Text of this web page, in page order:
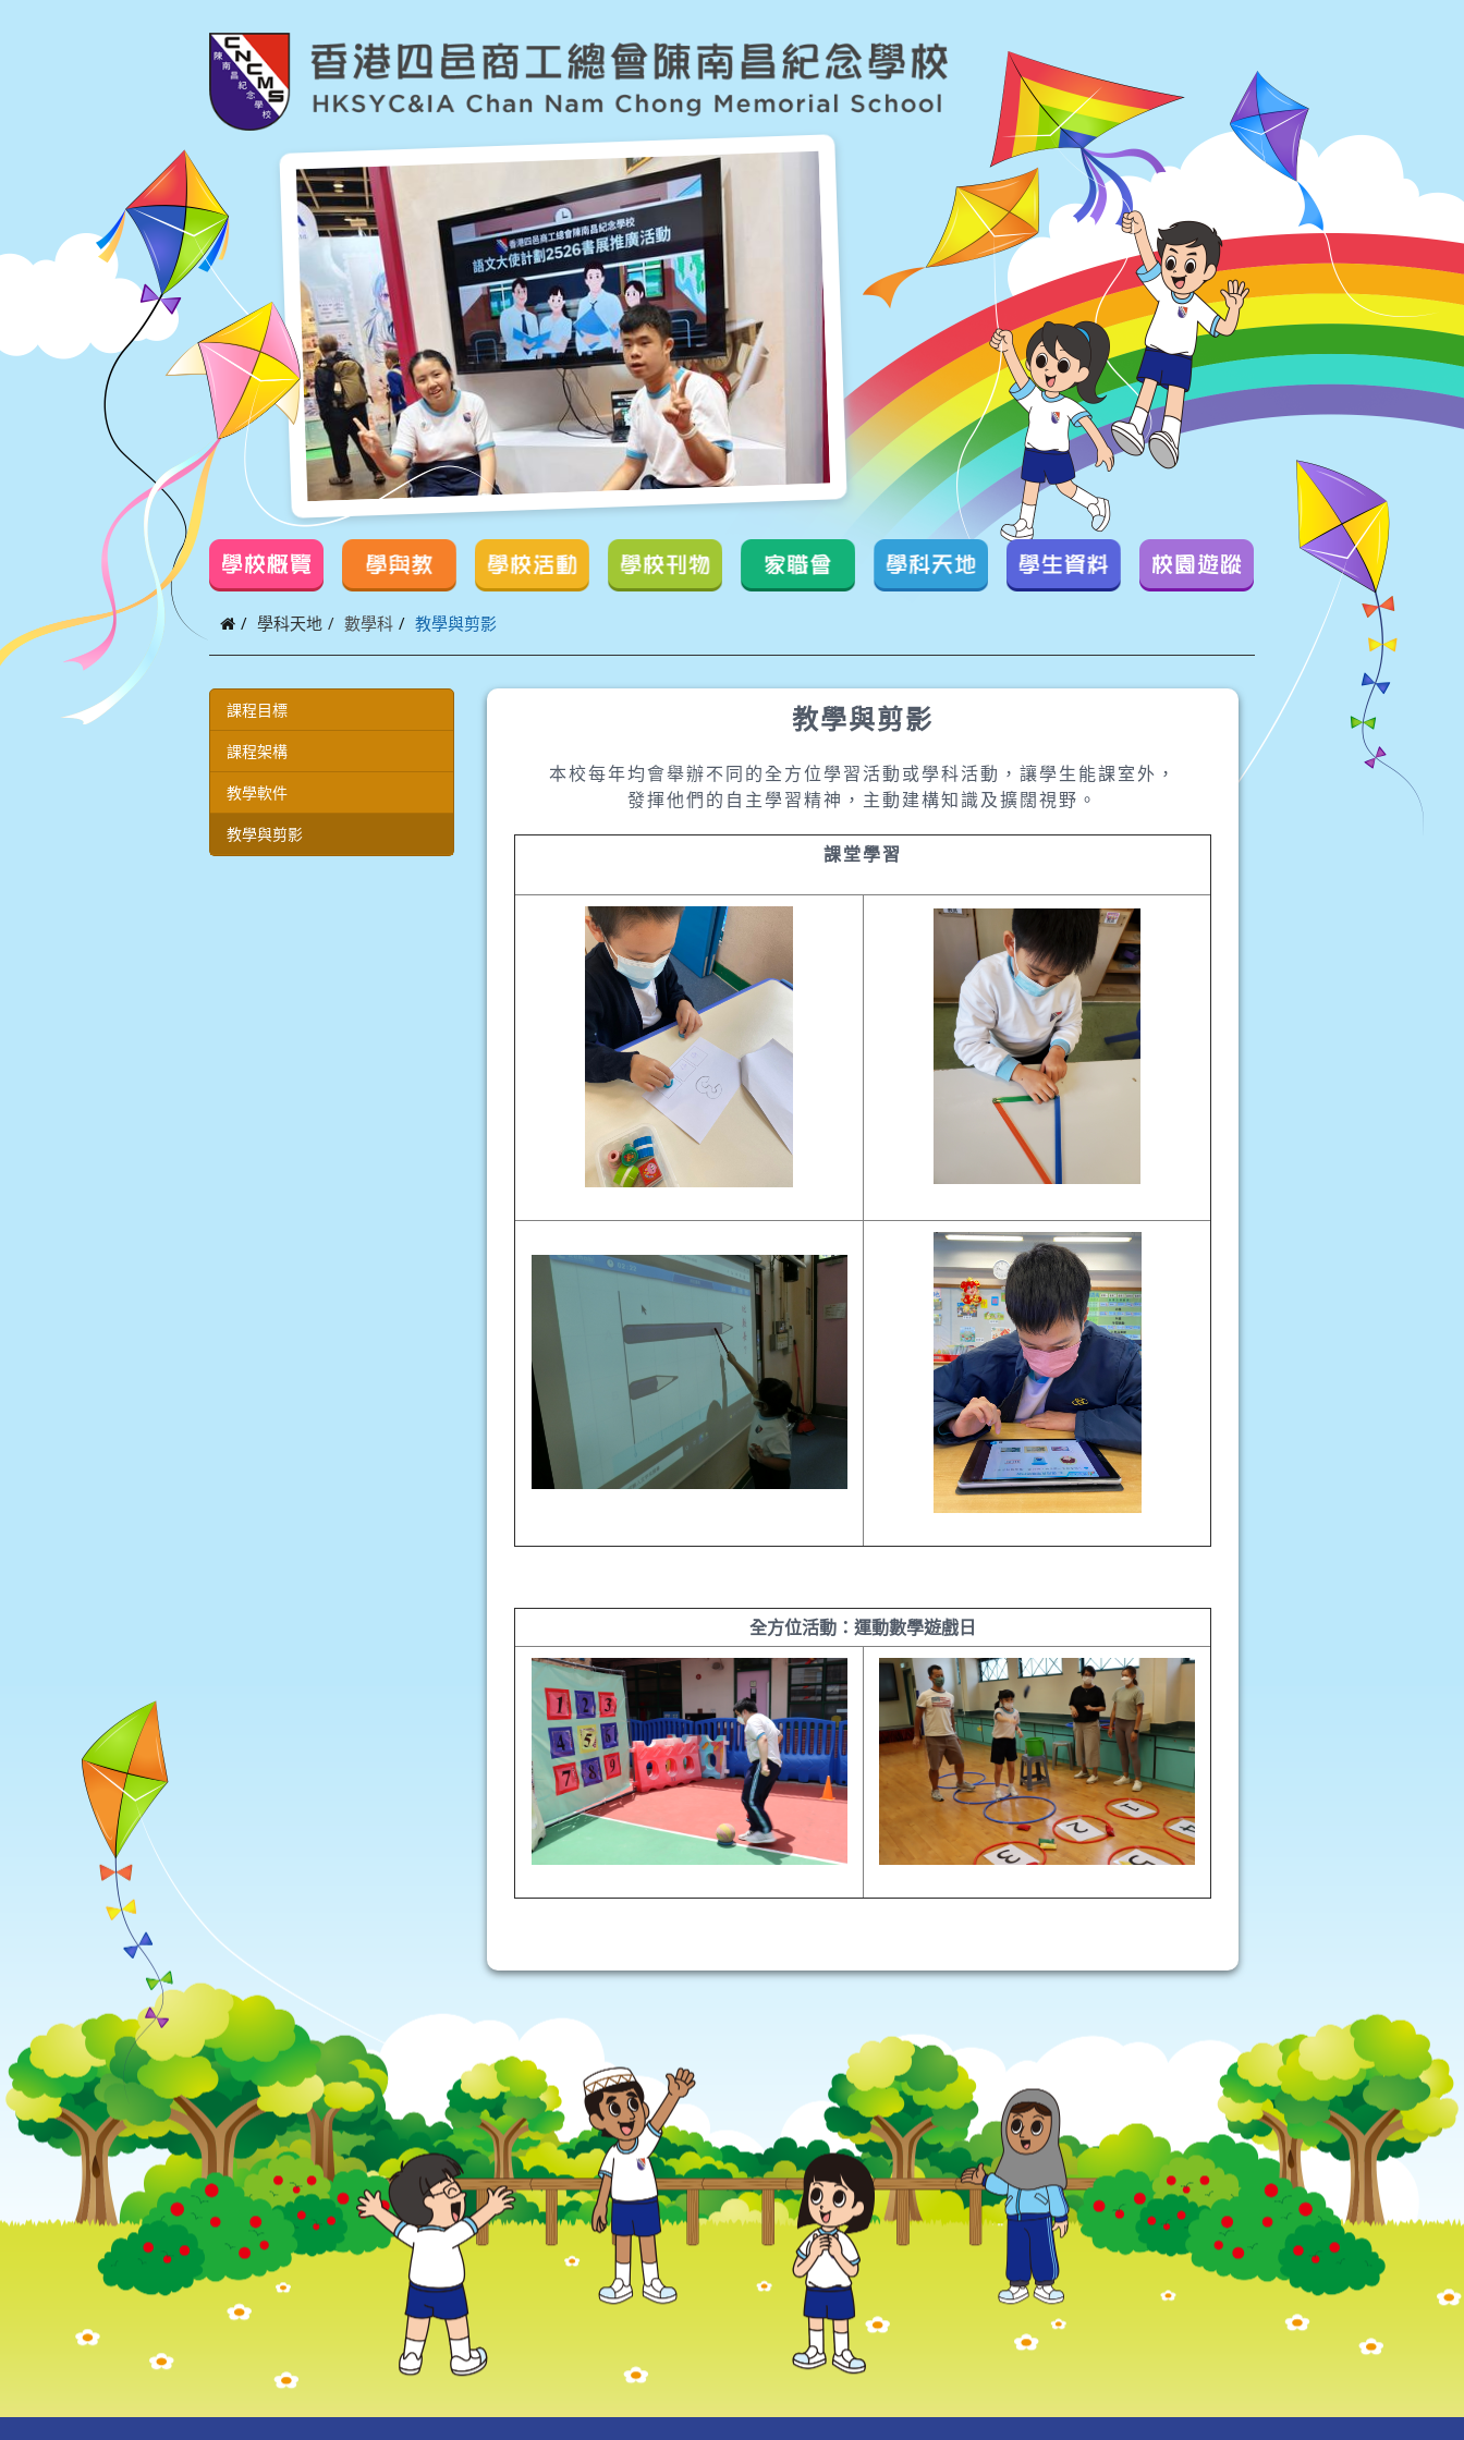
學校概覽 學與教 學校活動 學校刊物 家職會 學科天地 學生資料 校園遊蹤
學科天地 數學科 教學與剪影
課程目標
課程架構
教學軟件
教學與剪影
教學與剪影
本校每年均會舉辦不同的全方位學習活動或學科活動，讓學生能課室外，
發揮他們的自主學習精神，主動建構知識及擴闊視野。
課堂學習
全方位活動：運動數學遊戲日